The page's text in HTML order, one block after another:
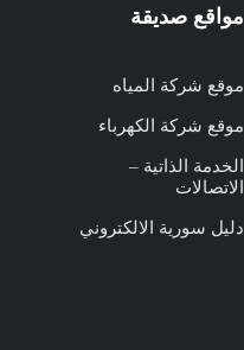
مواقع صديقة
موقع شركة المياه
موقع شركة الكهرباء
الخدمة الذاتية –
الاتصالات
دليل سورية الالكتروني